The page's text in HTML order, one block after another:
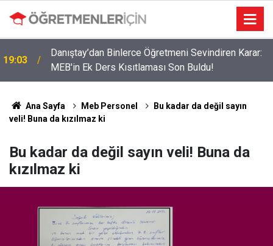
19:03
Danıştay’dan Binlerce Öğretmeni Sevindiren Karar:
MEB'in Ek Ders Kısıtlaması Son Buldu!
09:02
Okullara 30 Bin Güvenlik Personeli Alınıyor!
Ana Sayfa Meb Personel
Bu kadar da değil sayın
veli! Buna da kızılmaz ki
Bu kadar da değil sayın veli! Buna da
kızılmaz ki